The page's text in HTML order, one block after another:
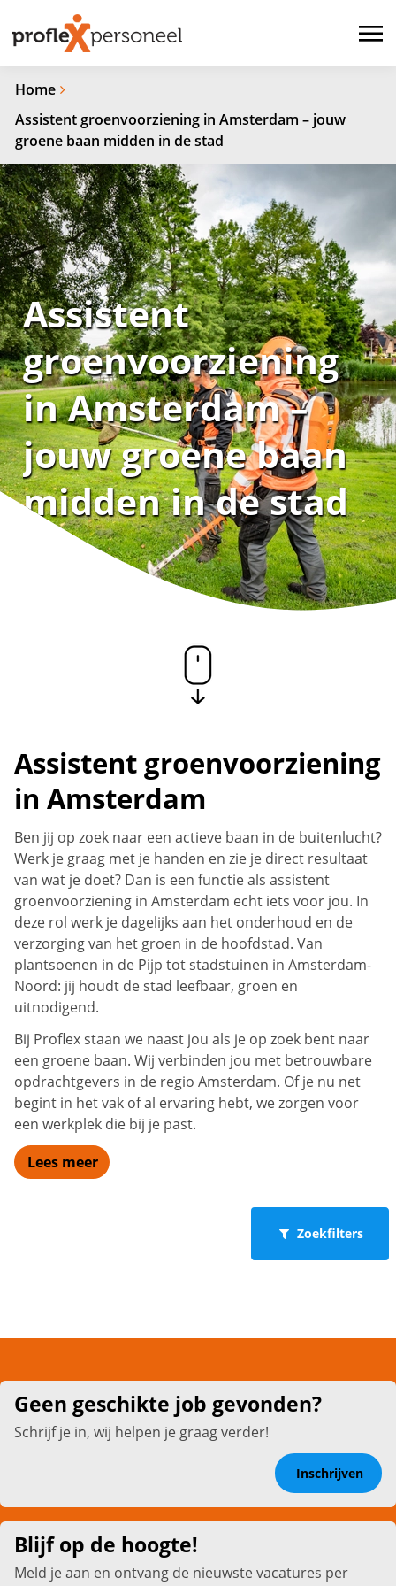
Home
Assistent groenvoorziening in Amsterdam – jouw
groene baan midden in de stad
Assistent
groenvoorziening
in Amsterdam –
jouw groene baan
midden in de stad
Assistent groenvoorziening
in Amsterdam
Ben jij op zoek naar een actieve baan in de buitenlucht?
Werk je graag met je handen en zie je direct resultaat
van wat je doet? Dan is een functie als assistent
groenvoorziening in Amsterdam echt iets voor jou. In
deze rol werk je dagelijks aan het onderhoud en de
verzorging van het groen in de hoofdstad. Van
plantsoenen in de Pijp tot stadstuinen in Amsterdam-
Noord: jij houdt de stad leefbaar, groen en
uitnodigend.
Bij Proflex staan we naast jou als je op zoek bent naar
een groene baan. Wij verbinden jou met betrouwbare
opdrachtgevers in de regio Amsterdam. Of je nu net
begint in het vak of al ervaring hebt, we zorgen voor
een werkplek die bij je past.
Lees meer
Zoekfilters
Geen geschikte job gevonden?
Schrijf je in, wij helpen je graag verder!
Inschrijven
Blijf op de hoogte!
Meld je aan en ontvang de nieuwste vacatures per